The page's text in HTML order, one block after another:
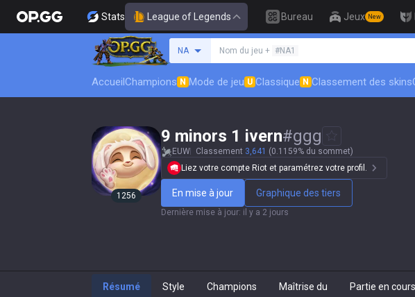
Stats League of Legends Bureau Jeux New
NA
Rechercher un invocateur
Nom du jeu + #NA1
AccueilChampions N Mode de jeu U Classique N Classement des skins
1256
9 minors 1 ivern#ggg
EUW Classement 3,641 (0.1159% du sommet)
Liez votre compte Riot et paramétrez votre profil.
En mise à jour Graphique des tiers
Dernière mise à jour: il y a 2 jours
Résumé Style Champions Maîtrise du Partie en cours